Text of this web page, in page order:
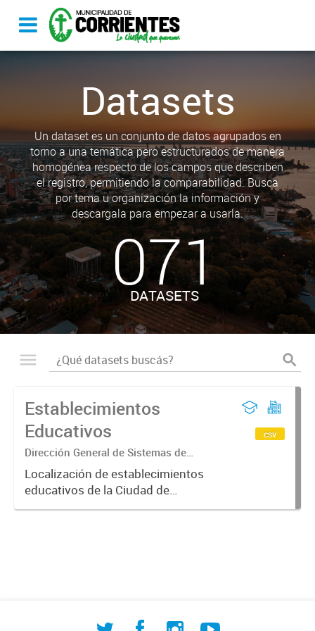
Datasets
Un dataset es un conjunto de datos agrupados en
torno a una temática pero estructurados de manera
homogénea respecto de los campos que describen
el registro, permitiendo la comparabilidad. Busca
por tema u organización la información y
descargala para empezar a usarla.
071
DATASETS
Establecimientos
Educativos
Dirección General de Sistemas de
Información Geográfica
Localización de establecimientos
educativos de la Ciudad de
Corrientes
csv